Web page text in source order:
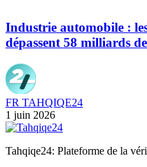
Industrie automobile :
dépassent 58 milliards
FR TAHQIQE24
1 juin 2026
Tahqiqe24: Plateforme de la